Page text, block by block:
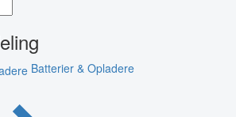
Batterier & Opladere